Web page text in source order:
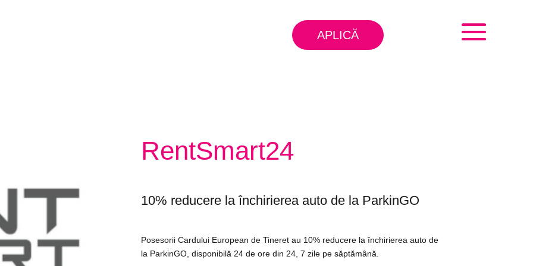
APLICĂ
RentSmart24
10% reducere la închirierea auto de la ParkinGO
Posesorii Cardului European de Tineret au 10% reducere la închirierea auto de
la ParkinGO, disponibilă 24 de ore din 24, 7 zile pe săptămână.